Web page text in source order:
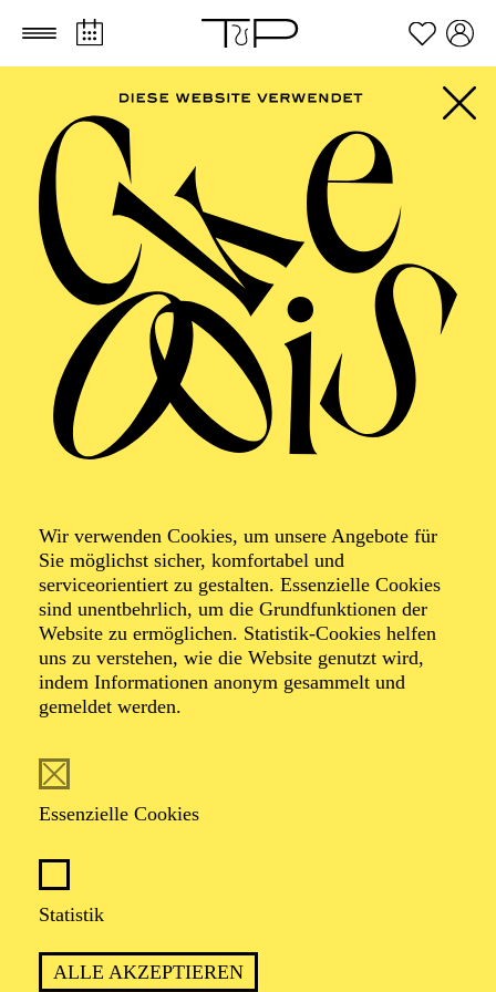
Zum Hauptinhalt springen Zum Footer springen
Wir verwenden Cookies, um unsere Angebote für
Sie möglichst sicher, komfortabel und
serviceorientiert zu gestalten. Essenzielle Cookies
sind unentbehrlich, um die Grundfunktionen der
Website zu ermöglichen. Statistik-Cookies helfen
uns zu verstehen, wie die Website genutzt wird,
indem Informationen anonym gesammelt und
gemeldet werden.
Essenzielle Cookies
Statistik
ALLE AKZEPTIEREN
Foto: Johan Sandberg
Ines Krug
Schauspiel-Ensemble
Studium der Anglistik und Romanistik, das sie bis zur
ihre Schauspielausbildung an der Otto-Falckenberg-
Städtische Bühnen Bielefeld, Stadttheater Konstanz,
Theater der Stadt Heidelberg und Theater Krefeld